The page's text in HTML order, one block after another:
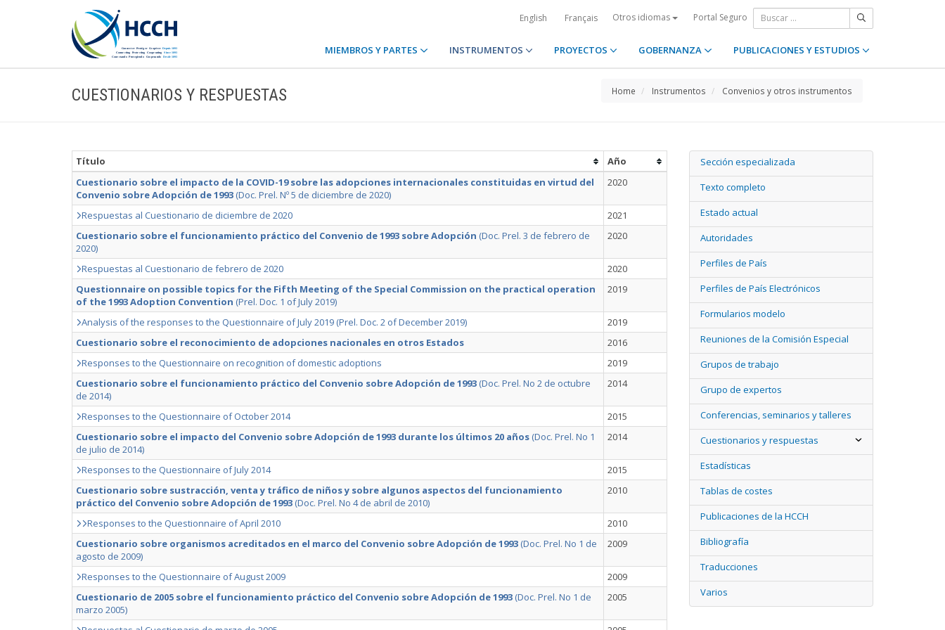
English Français Otros idiomas Portal Seguro
MIEMBROS Y PARTES INSTRUMENTOS PROYECTOS GOBERNANZA PUBLICACIONES Y ESTUDIOS
CUESTIONARIOS Y RESPUESTAS Home Instrumentos Convenios y otros instrumentos
Título
Año
Cuestionario sobre el impacto de la COVID-19 sobre las adopciones internacionales constituidas en virtud del
Convenio sobre Adopción de 1993 (Doc. Prel. Nº 5 de diciembre de 2020​)
2020
Respuestas al Cuestionario de diciembre de 2020
2021
Cuestionario sobre el funcionamiento práctico del Convenio de 1993 sobre Adopción (Doc. Prel. 3 de febrero de
2020)
2020
Respuestas al Cuestionario de febrero de 2020
2020
Questionnaire on possible topics for the Fifth Meeting of the Special Commission on the practical operation
of the 1993 Adoption Convention (Prel. Doc. 1 of July 2019)
2019
Analysis of the responses to the Questionnaire of July 2019 (Prel. Doc. 2 of December 2019)
2019
Cuestionario sobre el reconocimiento de adopciones nacionales en otros Estados
2016
Responses to the Questionnaire on recognition of domestic adoptions
2019
Cuestionario sobre el funcionamiento práctico del Convenio sobre Adopción de 1993 (Doc. Prel. No 2 de octubre
de 2014)
2014
Responses to the Questionnaire of October 2014
2015
Cuestionario sobre el impacto del Convenio sobre Adopción de 1993 durante los últimos 20 años (Doc. Prel. No 1
de julio de 2014)
2014
Responses to the Questionnaire of July 2014
2015
Cuestionario sobre sustracción, venta y tráfico de niños y sobre algunos aspectos del funcionamiento
práctico del Convenio sobre Adopción de 1993 (Doc. Prel. No 4 de abril de 2010)
2010
Responses to the Questionnaire of April 2010
2010
Cuestionario sobre organismos acreditados en el marco del Convenio sobre Adopción de 1993 (Doc. Prel. No 1 de
agosto de 2009)
2009
Responses to the Questionnaire of August 2009
2009
Cuestionario de 2005 sobre el funcionamiento práctico del Convenio sobre Adopción de 1993 (Doc. Prel. No 1 de
marzo 2005)
2005
Sección especializada
Texto completo
Estado actual
Autoridades
Perfiles de País
Perfiles de País Electrónicos
Formularios modelo
Reuniones de la Comisión Especial
Grupos de trabajo
Grupo de expertos
Conferencias, seminarios y talleres
Cuestionarios y respuestas
Estadísticas
Tablas de costes
Publicaciones de la HCCH
Bibliografía
Traducciones
Varios